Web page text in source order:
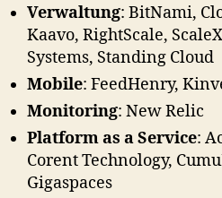
Verwaltung: BitNami,
Kaavo, RightScale,
Systems, Standing Cloud
Mobile: FeedHenry,
Monitoring: New Relic
Platform as a Service:
Corent Technology,
Gigaspaces